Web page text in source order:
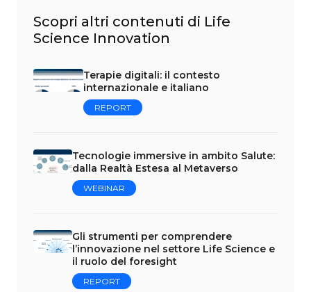
Scopri altri contenuti di Life
Science Innovation
Terapie digitali: il contesto
internazionale e italiano
REPORT
Tecnologie immersive in ambito Salute:
dalla Realtà Estesa al Metaverso
WEBINAR
Gli strumenti per comprendere
l’innovazione nel settore Life Science e
il ruolo del foresight
REPORT